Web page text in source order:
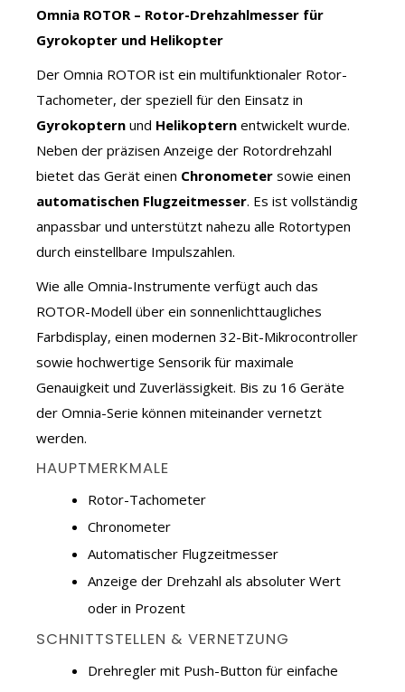
Omnia ROTOR – Rotor-Drehzahlmesser für
Gyrokopter und Helikopter
Der Omnia ROTOR ist ein multifunktionaler Rotor-
Tachometer, der speziell für den Einsatz in
Gyrokoptern und Helikoptern entwickelt wurde.
Neben der präzisen Anzeige der Rotordrehzahl
bietet das Gerät einen Chronometer sowie einen
automatischen Flugzeitmesser. Es ist vollständig
anpassbar und unterstützt nahezu alle Rotortypen
durch einstellbare Impulszahlen.
Wie alle Omnia-Instrumente verfügt auch das
ROTOR-Modell über ein sonnenlichttaugliches
Farbdisplay, einen modernen 32-Bit-Mikrocontroller
sowie hochwertige Sensorik für maximale
Genauigkeit und Zuverlässigkeit. Bis zu 16 Geräte
der Omnia-Serie können miteinander vernetzt
werden.
HAUPTMERKMALE
Rotor-Tachometer
Chronometer
Automatischer Flugzeitmesser
Anzeige der Drehzahl als absoluter Wert
oder in Prozent
SCHNITTSTELLEN & VERNETZUNG
Drehregler mit Push-Button für einfache